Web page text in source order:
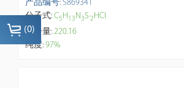
产品编号: S869341
分子式:C5H13N3S·2HCl
分子量:220.16
纯度:97%
(0)